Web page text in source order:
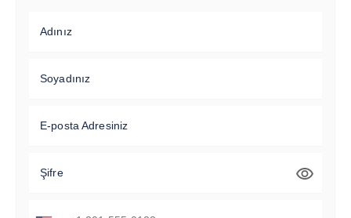
Adınız
Soyadınız
E-posta Adresiniz
Şifre